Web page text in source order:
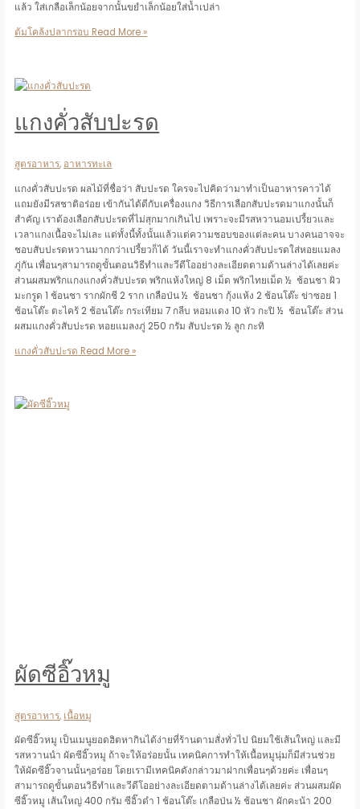
แล้ว ใส่เกลือเล็กน้อยจากนั้นขยำเล็กน้อยใส่น้ำเปล่า
ต้มโคล้งปลากรอบ Read More »
แกงคั่วสับปะรด
สูตรอาหาร, อาหารทะเล
แกงคั่วสับปะรด ผลไม้ที่ชื่อว่า สับปะรด ใครจะไปคิดว่ามาทำเป็นอาหารคาวได้
แถมยังมีรสชาติอร่อย เข้ากันได้ดีกับเครื่องแกง วิธีการเลือกสับปะรดมาแกงนั้นก็
สำคัญ เราต้องเลือกสับปะรดที่ไม่สุกมากเกินไป เพราะจะมีรสหวานอมเปรี้ยวและ
เวลาแกงเนื้อจะไม่เละ แต่ทั้งนี้ทั้งนั้นแล้วแต่ความชอบของแต่ละคน บางคนอาจจะ
ชอบสับปะรดหวานมากกว่าเปรี้ยวก็ได้ วันนี้เราจะทำแกงคั่วสับปะรดใส่หอยแมลง
ภู่กัน เพื่อนๆสามารถดูขั้นตอนวิธีทำและวีดีโออย่างละเอียดตามด้านล่างได้เลยค่ะ
ส่วนผสมพริกแกงแกงคั่วสับปะรด พริกแห้งใหญ่ 8 เม็ด พริกไทยเม็ด ½ ช้อนชา ผิว
มะกรูด 1 ช้อนชา รากผักชี 2 ราก เกลือป่น ½ ช้อนชา กุ้งแห้ง 2 ช้อนโต๊ะ ข่าซอย 1
ช้อนโต๊ะ ตะไคร้ 2 ช้อนโต๊ะ กระเทียม 7 กลีบ หอมแดง 10 หัว กะปิ ½ ช้อนโต๊ะ ส่วน
ผสมแกงคั่วสับปะรด หอยแมลงภู่ 250 กรัม สับปะรด ½ ลูก กะทิ
แกงคั่วสับปะรด Read More »
ผัดซีอิ๊วหมู
สูตรอาหาร, เนื้อหมู
ผัดซีอิ๊วหมู เป็นเมนูยอดฮิตหากินได้ง่ายที่ร้านตามสั่งทั่วไป นิยมใช้เส้นใหญ่ และมี
รสหวานนำ ผัดซีอิ๊วหมู ถ้าจะให้อร่อยนั้น เทคนิคการทำให้เนื้อหมูนุ่มก็มีส่วนช่วย
ให้ผัดซีอิ๊วจานนั้นๆอร่อย โดยเรามีเทคนิคดังกล่าวมาฝากเพื่อนๆด้วยค่ะ เพื่อนๆ
สามารถดูขั้นตอนวิธีทำและวีดีโออย่างละเอียดตามด้านล่างได้เลยค่ะ ส่วนผสมผัด
ซีอิ๊วหมู เส้นใหญ่ 400 กรัม ซีอิ๊วดำ 1 ช้อนโต๊ะ เกลือป่น ½ ช้อนชา ผักคะน้า 200